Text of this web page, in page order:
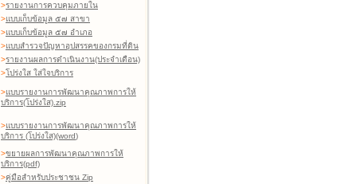
>รายงานการควบคุมภายใน
>แบบเก็บข้อมูล ๕๗ สาขา
>แบบเก็บข้อมูล ๕๗ อำเภอ
>แบบสำรวจปัญหาอุปสรรคของกรมที่ดิน
>รายงานผลการดำเนินงาน(ประจำเดือน)
>โปร่งใส ใส่ใจบริการ
>แบบรายงานการพัฒนาคุณภาพการให้
บริการ(โปร่งใส).zip
>แบบรายงานการพัฒนาคุณภาพการให้
บริการ (โปร่งใส)(word)
>ขยายผลการพัฒนาคุณภาพการให้
บริการ(pdf)
>คู่มือสำหรับประชาชน Zip